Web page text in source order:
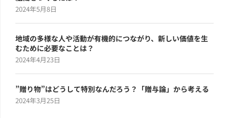
2024年5月8日
地域の多様な人や活動が有機的につながり、新しい価値を生
むために必要なことは？
2024年4月23日
”贈り物”はどうして特別なんだろう？「贈与論」から考える
2024年3月25日